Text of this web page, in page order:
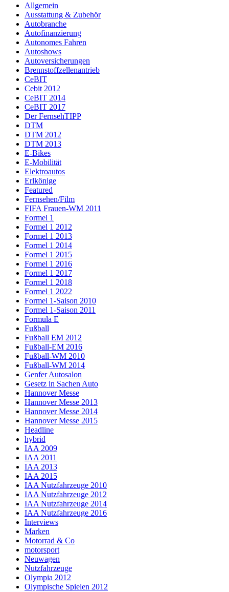
Allgemein
Ausstattung & Zubehör
Autobranche
Autofinanzierung
Autonomes Fahren
Autoshows
Autoversicherungen
Brennstoffzellenantrieb
CeBIT
Cebit 2012
CeBIT 2014
CeBIT 2017
Der FernsehTIPP
DTM
DTM 2012
DTM 2013
E-Bikes
E-Mobilität
Elektroautos
Erlkönige
Featured
Fernsehen/Film
FIFA Frauen-WM 2011
Formel 1
Formel 1 2012
Formel 1 2013
Formel 1 2014
Formel 1 2015
Formel 1 2016
Formel 1 2017
Formel 1 2018
Formel 1 2022
Formel 1-Saison 2010
Formel 1-Saison 2011
Formula E
Fußball
Fußball EM 2012
Fußball-EM 2016
Fußball-WM 2010
Fußball-WM 2014
Genfer Autosalon
Gesetz in Sachen Auto
Hannover Messe
Hannover Messe 2013
Hannover Messe 2014
Hannover Messe 2015
Headline
hybrid
IAA 2009
IAA 2011
IAA 2013
IAA 2015
IAA Nutzfahrzeuge 2010
IAA Nutzfahrzeuge 2012
IAA Nutzfahrzeuge 2014
IAA Nutzfahrzeuge 2016
Interviews
Marken
Motorrad & Co
motorsport
Neuwagen
Nutzfahrzeuge
Olympia 2012
Olympische Spielen 2012